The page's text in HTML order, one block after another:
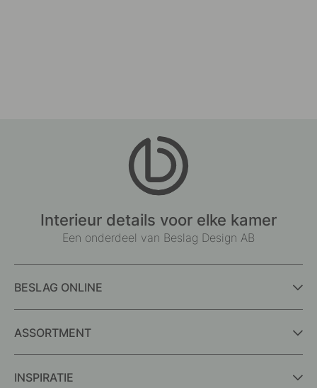
Interieur details voor elke kamer
Een onderdeel van Beslag Design AB
BESLAG ONLINE
ASSORTMENT
INSPIRATIE